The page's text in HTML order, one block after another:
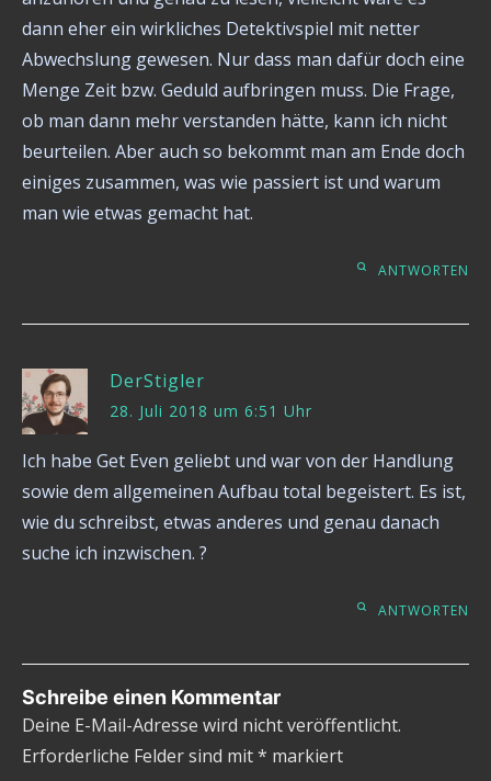
dann eher ein wirkliches Detektivspiel mit netter
Abwechslung gewesen. Nur dass man dafür doch eine
Menge Zeit bzw. Geduld aufbringen muss. Die Frage,
ob man dann mehr verstanden hätte, kann ich nicht
beurteilen. Aber auch so bekommt man am Ende doch
einiges zusammen, was wie passiert ist und warum
man wie etwas gemacht hat.
ANTWORTEN
DerStigler
28. Juli 2018 um 6:51 Uhr
Ich habe Get Even geliebt und war von der Handlung
sowie dem allgemeinen Aufbau total begeistert. Es ist,
wie du schreibst, etwas anderes und genau danach
suche ich inzwischen. ?
ANTWORTEN
Schreibe einen Kommentar
Deine E-Mail-Adresse wird nicht veröffentlicht.
Erforderliche Felder sind mit* markiert